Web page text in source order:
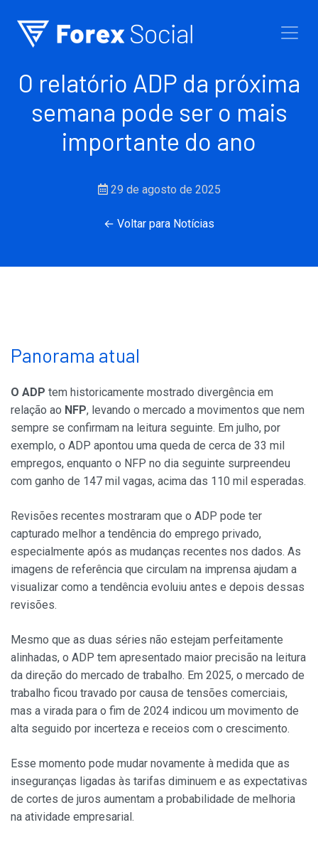
O relatório ADP da próxima
semana pode ser o mais
importante do ano
29 de agosto de 2025
← Voltar para Notícias
Panorama atual
O ADP tem historicamente mostrado divergência em
relação ao NFP, levando o mercado a movimentos que nem
sempre se confirmam na leitura seguinte. Em julho, por
exemplo, o ADP apontou uma queda de cerca de 33 mil
empregos, enquanto o NFP no dia seguinte surpreendeu
com ganho de 147 mil vagas, acima das 110 mil esperadas.
Revisões recentes mostraram que o ADP pode ter
capturado melhor a tendência do emprego privado,
especialmente após as mudanças recentes nos dados. As
imagens de referência que circulam na imprensa ajudam a
visualizar como a tendência evoluiu antes e depois dessas
revisões.
Mesmo que as duas séries não estejam perfeitamente
alinhadas, o ADP tem apresentado maior precisão na leitura
da direção do mercado de trabalho. Em 2025, o mercado de
trabalho ficou travado por causa de tensões comerciais,
mas a virada para o fim de 2024 indicou um movimento de
alta seguido por incerteza e receios com o crescimento.
Esse momento pode mudar novamente à medida que as
inseguranças ligadas às tarifas diminuem e as expectativas
de cortes de juros aumentam a probabilidade de melhoria
na atividade empresarial.